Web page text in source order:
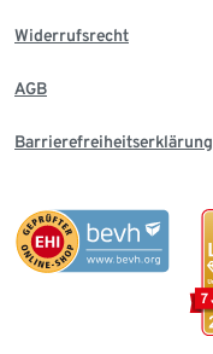
Widerrufsrecht
AGB
Barrierefreiheitserklärung